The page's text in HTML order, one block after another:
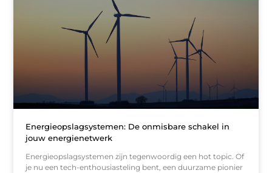
Energieopslagsystemen: De onmisbare schakel in
jouw energienetwerk
Energieopslagsystemen zijn tegenwoordig een hot topic. Of
je nu een tech-enthousiasteling bent, een duurzame pionier